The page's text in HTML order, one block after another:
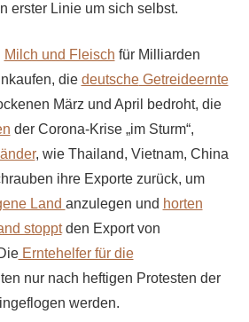
erster Linie um sich selbst.
Milch und Fleisch für Milliarden
die deutscheGetreideernte
März und April bedroht, die
der Corona-Krise „im Sturm“,
, wie Thailand, Vietnam, China
ihre Exporte zurück, um
Land anzulegen und horten
stopptden Export von
Erntehelfer für die
nur nach heftigen Protesten der
werden.